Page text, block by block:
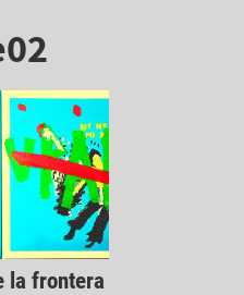
la frontera